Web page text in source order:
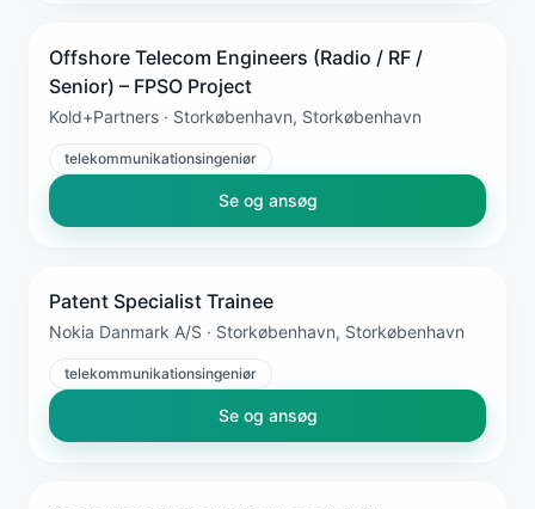
Offshore Telecom Engineers (Radio / RF /
Senior) – FPSO Project
Kold+Partners · Storkøbenhavn, Storkøbenhavn
telekommunikationsingeniør
Se og ansøg
Patent Specialist Trainee
Nokia Danmark A/S · Storkøbenhavn, Storkøbenhavn
telekommunikationsingeniør
Se og ansøg